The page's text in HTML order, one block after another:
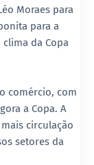
Moraes para
para a
da Copa
comércio, com
a Copa. A
circulação
setores da